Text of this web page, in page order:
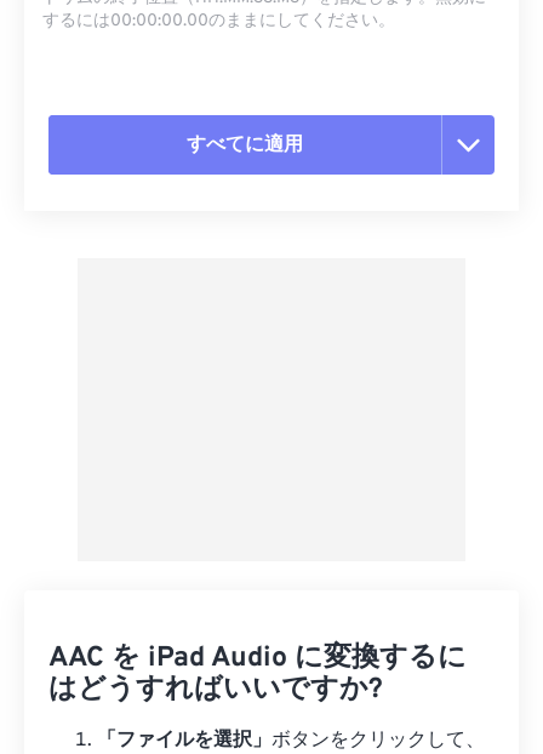
するには00:00:00.00のままにしてください。
すべてに適用
AAC を iPad Audio に変換するに
はどうすればいいですか?
「ファイルを選択」 ボタンをクリックして、